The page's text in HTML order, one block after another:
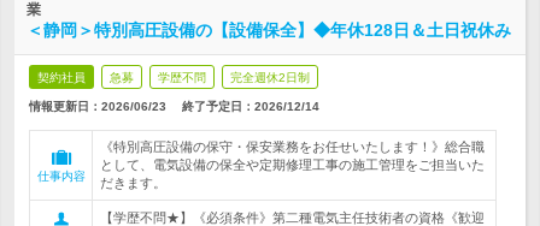
業
＜静岡＞特別高圧設備の【設備保全】◆年休128日＆土日祝休み
契約社員 急募 学歴不問 完全週休2日制
情報更新日：2026/06/23 終了予定日： 2026/12/14
仕事内容
《特別高圧設備の保守・保安業務をお任せいたします！》総合職
として、電気設備の保全や定期修理工事の施工管理をご担当いた
だきます。
【学歴不問★】《必須条件》第二種電気主任技術者の資格《歓迎